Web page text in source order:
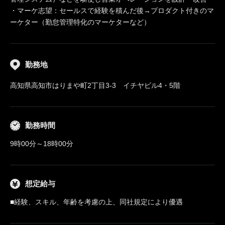
・マーケ志望：セールスで経験を積んだ後→プロダクト付きのマ
ーケター（勤怠管理特化のマーケターなど）
勤務地
高知県高知市はりまや町2丁目3-3 イチヤビル4・5階
勤務時間
9時00分～18時00分
想定給与
■経験、スキル、年齢を考慮の上、同社規定により優遇